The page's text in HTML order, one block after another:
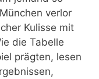
verlor
Kulisse mit
die Tabelle
prägten, lesen